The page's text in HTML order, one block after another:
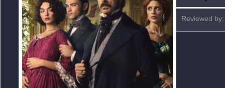
Reviewed